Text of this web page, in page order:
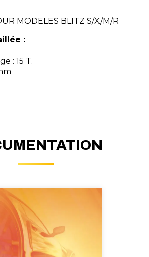
MODELES BLITZ S/X/M/R
:
: 15 T.